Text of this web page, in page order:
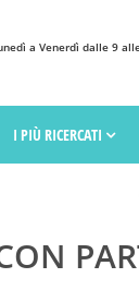
a Venerdì dalle 9
I PIÙ RICERCATI